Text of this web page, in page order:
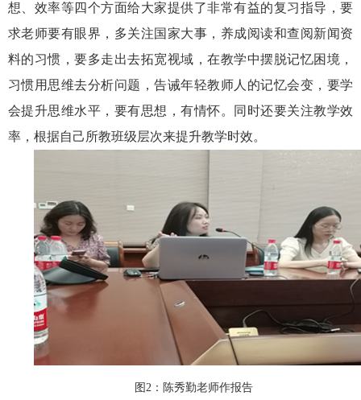
想、效率等四个方面给大家提供了非常有益的复习指导，要
求老师要有眼界，多关注国家大事，养成阅读和查阅新闻资
料的习惯，要多走出去拓宽视域，在教学中摆脱记忆困境，
习惯用思维去分析问题，告诫年轻教师人的记忆会变，要学
会提升思维水平，要有思想，有情怀。同时还要关注教学效
率，根据自己所教班级层次来提升教学时效。
图2：陈秀勤老师作报告